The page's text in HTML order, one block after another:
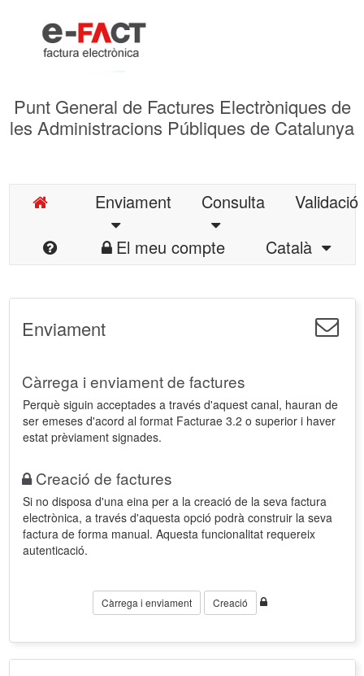
Punt General de Factures Electròniques de
les Administracions Públiques de Catalunya
Enviament Consulta
Validació
El meu compte
Català
Enviament
Càrrega i enviament de factures
Perquè siguin acceptades a través d'aquest canal, hauran de
ser emeses d'acord al format Facturae 3.2 o superior i haver
estat prèviament signades.
Creació de factures
Si no disposa d'una eina per a la creació de la seva factura
electrònica, a través d'aquesta opció podrà construir la seva
factura de forma manual. Aquesta funcionalitat requereix
autenticació.
Càrrega i enviament Creació